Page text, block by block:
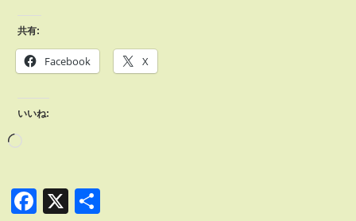
共有:
Facebook X
いいね:
Facebook
X